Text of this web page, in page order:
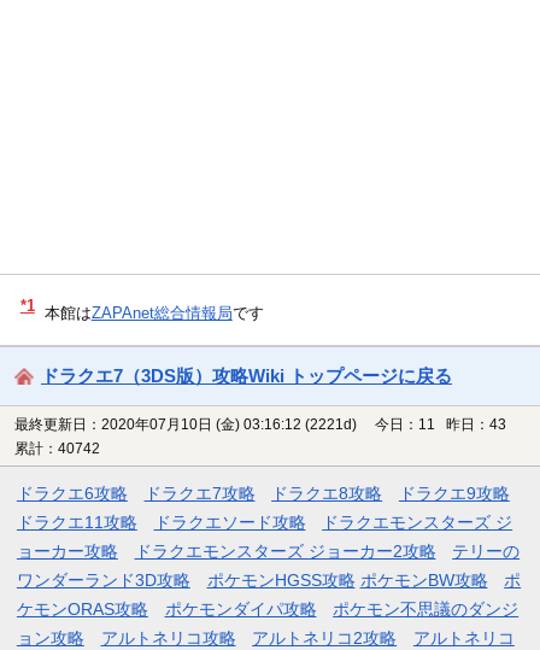
*1 本館はZAPAnet総合情報局です
ドラクエ7（3DS版）攻略Wiki トップページに戻る
最終更新日：2020年07月10日 (金) 03:16:12 (2221d)
今日：11 昨日：43
累計：40742
ドラクエ6攻略 ドラクエ7攻略 ドラクエ8攻略
ドラクエ9攻略
ドラクエ11攻略
ドラクエソード攻略
ドラクエモンスターズ ジ
ョーカー攻略
ドラクエモンスターズ ジョーカー2攻略
テリーの
ワンダーランド3D攻略
ポケモンHGSS攻略 ポケモンBW攻略
ポ
ケモンORAS攻略
ポケモンダイパ攻略
ポケモン不思議のダンジ
ョン攻略
アルトネリコ攻略 アルトネリコ2攻略 アルトネリコ